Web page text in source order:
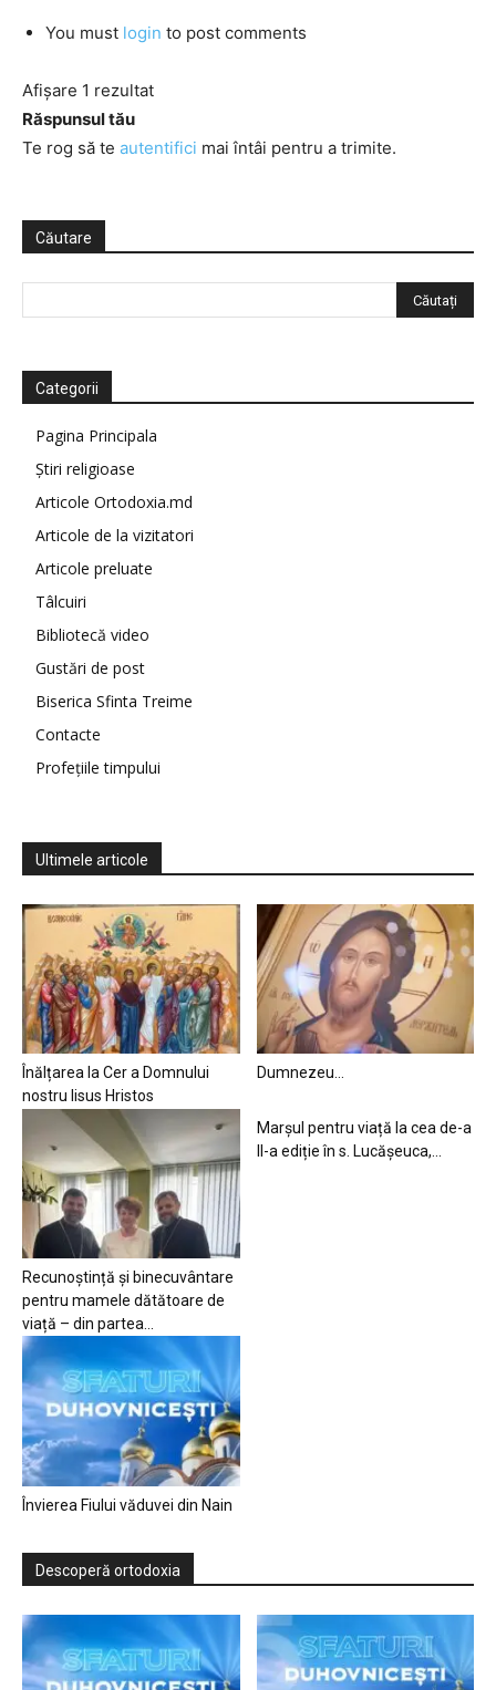
You must login to post comments
Afișare 1 rezultat
Răspunsul tău
Te rog să te autentifici mai întâi pentru a trimite.
Căutare
Categorii
Pagina Principala
Știri religioase
Articole Ortodoxia.md
Articole de la vizitatori
Articole preluate
Tâlcuiri
Bibliotecă video
Gustări de post
Biserica Sfinta Treime
Contacte
Profețiile timpului
Ultimele articole
Înălțarea la Cer a Domnului
nostru Iisus Hristos
Dumnezeu…
Recunoștință și binecuvântare
pentru mamele dătătoare de
viață – din partea...
Marșul pentru viață la cea de-a
II-a ediție în s. Lucășeuca,...
Învierea Fiului văduvei din Nain
Descoperă ortodoxia